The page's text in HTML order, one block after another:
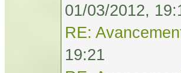
01/03/2012,
RE:
19:21